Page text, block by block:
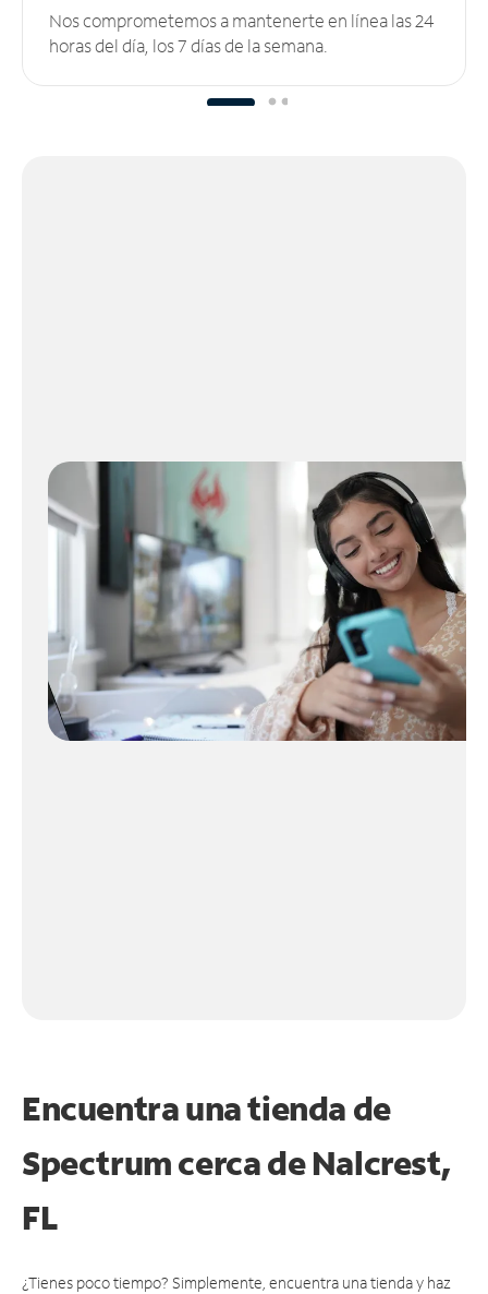
Nos comprometemos a mantenerte en línea las 24
horas del día, los 7 días de la semana.
Encuentra una tienda de
Spectrumcerca de Nalcrest,
FL
¿Tienes poco tiempo? Simplemente, encuentra una tienda y haz